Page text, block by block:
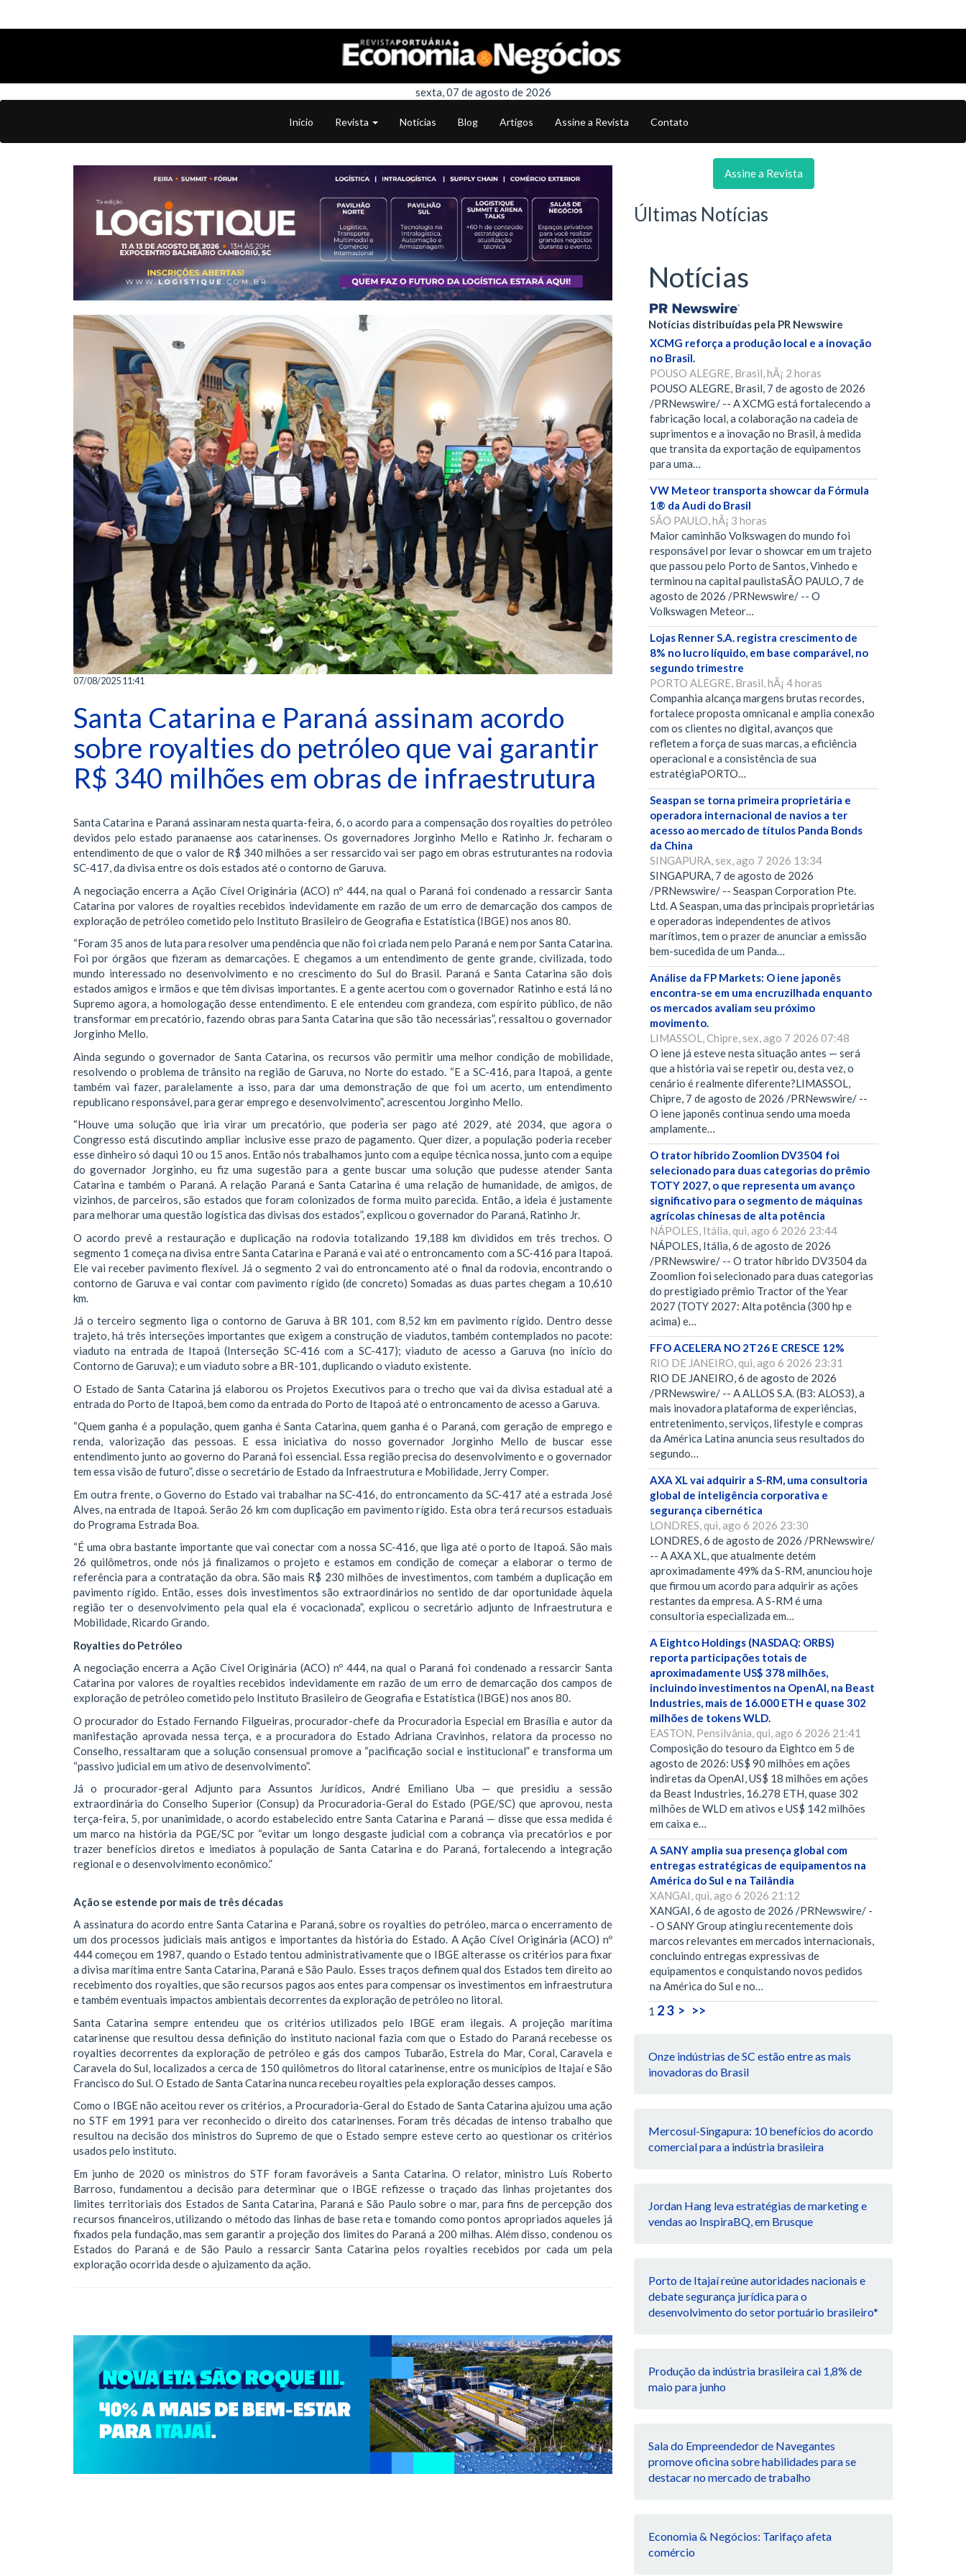
sexta, 07 de agosto de 2026
Início Revista Notícias Blog Artigos Assine a Revista Contato
07/08/2025 11:41
Santa Catarina e Paraná assinam acordo
sobre royalties do petróleo que vai garantir
R$ 340 milhões em obras de infraestrutura
Santa Catarina e Paraná assinaram nesta quarta-feira, 6, o acordo para a compensação dos royalties do petróleo
devidos pelo estado paranaense aos catarinenses. Os governadores Jorginho Mello e Ratinho Jr. fecharam o
entendimento de que o valor de R$ 340 milhões a ser ressarcido vai ser pago em obras estruturantes na rodovia
SC-417, da divisa entre os dois estados até o contorno de Garuva.
A negociação encerra a Ação Cível Originária (ACO) nº 444, na qual o Paraná foi condenado a ressarcir Santa
Catarina por valores de royalties recebidos indevidamente em razão de um erro de demarcação dos campos de
exploração de petróleo cometido pelo Instituto Brasileiro de Geografia e Estatística (IBGE) nos anos 80.
“Foram 35 anos de luta para resolver uma pendência que não foi criada nem pelo Paraná e nem por Santa Catarina.
Foi por órgãos que fizeram as demarcações. E chegamos a um entendimento de gente grande, civilizada, todo
mundo interessado no desenvolvimento e no crescimento do Sul do Brasil. Paraná e Santa Catarina são dois
estados amigos e irmãos e que têm divisas importantes. E a gente acertou com o governador Ratinho e está lá no
Supremo agora, a homologação desse entendimento. E ele entendeu com grandeza, com espírito público, de não
transformar em precatório, fazendo obras para Santa Catarina que são tão necessárias”, ressaltou o governador
Jorginho Mello.
Ainda segundo o governador de Santa Catarina, os recursos vão permitir uma melhor condição de mobilidade,
resolvendo o problema de trânsito na região de Garuva, no Norte do estado. “E a SC-416, para Itapoá, a gente
também vai fazer, paralelamente a isso, para dar uma demonstração de que foi um acerto, um entendimento
republicano responsável, para gerar emprego e desenvolvimento”, acrescentou Jorginho Mello.
“Houve uma solução que iria virar um precatório, que poderia ser pago até 2029, até 2034, que agora o
Congresso está discutindo ampliar inclusive esse prazo de pagamento. Quer dizer, a população poderia receber
esse dinheiro só daqui 10 ou 15 anos. Então nós trabalhamos junto com a equipe técnica nossa, junto com a equipe
do governador Jorginho, eu fiz uma sugestão para a gente buscar uma solução que pudesse atender Santa
Catarina e também o Paraná. A relação Paraná e Santa Catarina é uma relação de humanidade, de amigos, de
vizinhos, de parceiros, são estados que foram colonizados de forma muito parecida. Então, a ideia é justamente
para melhorar uma questão logística das divisas dos estados”, explicou o governador do Paraná, Ratinho Jr.
O acordo prevê a restauração e duplicação na rodovia totalizando 19,188 km divididos em três trechos. O
segmento 1 começa na divisa entre Santa Catarina e Paraná e vai até o entroncamento com a SC-416 para Itapoá.
Ele vai receber pavimento flexível. Já o segmento 2 vai do entroncamento até o final da rodovia, encontrando o
contorno de Garuva e vai contar com pavimento rígido (de concreto) Somadas as duas partes chegam a 10,610
km.
Já o terceiro segmento liga o contorno de Garuva à BR 101, com 8,52 km em pavimento rígido. Dentro desse
trajeto, há três interseções importantes que exigem a construção de viadutos, também contemplados no pacote:
viaduto na entrada de Itapoá (Interseção SC-416 com a SC-417); viaduto de acesso a Garuva (no início do
Contorno de Garuva); e um viaduto sobre a BR-101, duplicando o viaduto existente.
O Estado de Santa Catarina já elaborou os Projetos Executivos para o trecho que vai da divisa estadual até a
entrada do Porto de Itapoá, bem como da entrada do Porto de Itapoá até o entroncamento de acesso a Garuva.
“Quem ganha é a população, quem ganha é Santa Catarina, quem ganha é o Paraná, com geração de emprego e
renda, valorização das pessoas. E essa iniciativa do nosso governador Jorginho Mello de buscar esse
entendimento junto ao governo do Paraná foi essencial. Essa região precisa do desenvolvimento e o governador
tem essa visão de futuro”, disse o secretário de Estado da Infraestrutura e Mobilidade, Jerry Comper.
Em outra frente, o Governo do Estado vai trabalhar na SC-416, do entroncamento da SC-417 até a estrada José
Alves, na entrada de Itapoá. Serão 26 km com duplicação em pavimento rígido. Esta obra terá recursos estaduais
do Programa Estrada Boa.
“É uma obra bastante importante que vai conectar com a nossa SC-416, que liga até o porto de Itapoá. São mais
26 quilômetros, onde nós já finalizamos o projeto e estamos em condição de começar a elaborar o termo de
referência para a contratação da obra. São mais R$ 230 milhões de investimentos, com também a duplicação em
pavimento rígido. Então, esses dois investimentos são extraordinários no sentido de dar oportunidade àquela
região ter o desenvolvimento pela qual ela é vocacionada”, explicou o secretário adjunto de Infraestrutura e
Mobilidade, Ricardo Grando.
Royalties do Petróleo
A negociação encerra a Ação Cível Originária (ACO) nº 444, na qual o Paraná foi condenado a ressarcir Santa
Catarina por valores de royalties recebidos indevidamente em razão de um erro de demarcação dos campos de
exploração de petróleo cometido pelo Instituto Brasileiro de Geografia e Estatística (IBGE) nos anos 80.
O procurador do Estado Fernando Filgueiras, procurador-chefe da Procuradoria Especial em Brasília e autor da
manifestação aprovada nessa terça, e a procuradora do Estado Adriana Cravinhos, relatora da processo no
Conselho, ressaltaram que a solução consensual promove a “pacificação social e institucional” e transforma um
“passivo judicial em um ativo de desenvolvimento”.
Já o procurador-geral Adjunto para Assuntos Jurídicos, André Emiliano Uba — que presidiu a sessão
extraordinária do Conselho Superior (Consup) da Procuradoria-Geral do Estado (PGE/SC) que aprovou, nesta
terça-feira, 5, por unanimidade, o acordo estabelecido entre Santa Catarina e Paraná — disse que essa medida é
um marco na história da PGE/SC por “evitar um longo desgaste judicial com a cobrança via precatórios e por
trazer benefícios diretos e imediatos à população de Santa Catarina e do Paraná, fortalecendo a integração
regional e o desenvolvimento econômico.”
Ação se estende por mais de três décadas
A assinatura do acordo entre Santa Catarina e Paraná, sobre os royalties do petróleo, marca o encerramento de
um dos processos judiciais mais antigos e importantes da história do Estado. A Ação Cível Originária (ACO) nº
444 começou em 1987, quando o Estado tentou administrativamente que o IBGE alterasse os critérios para fixar
a divisa marítima entre Santa Catarina, Paraná e São Paulo. Esses traços definem qual dos Estados tem direito ao
recebimento dos royalties, que são recursos pagos aos entes para compensar os investimentos em infraestrutura
e também eventuais impactos ambientais decorrentes da exploração de petróleo no litoral.
Santa Catarina sempre entendeu que os critérios utilizados pelo IBGE eram ilegais. A projeção marítima
catarinense que resultou dessa definição do instituto nacional fazia com que o Estado do Paraná recebesse os
royalties decorrentes da exploração de petróleo e gás dos campos Tubarão, Estrela do Mar, Coral, Caravela e
Caravela do Sul, localizados a cerca de 150 quilômetros do litoral catarinense, entre os municípios de Itajaí e São
Francisco do Sul. O Estado de Santa Catarina nunca recebeu royalties pela exploração desses campos.
Como o IBGE não aceitou rever os critérios, a Procuradoria-Geral do Estado de Santa Catarina ajuizou uma ação
no STF em 1991 para ver reconhecido o direito dos catarinenses. Foram três décadas de intenso trabalho que
resultou na decisão dos ministros do Supremo de que o Estado sempre esteve certo ao questionar os critérios
usados pelo instituto.
Em junho de 2020 os ministros do STF foram favoráveis a Santa Catarina. O relator, ministro Luís Roberto
Barroso, fundamentou a decisão para determinar que o IBGE refizesse o traçado das linhas projetantes dos
limites territoriais dos Estados de Santa Catarina, Paraná e São Paulo sobre o mar, para fins de percepção dos
recursos financeiros, utilizando o método das linhas de base reta e tomando como pontos apropriados aqueles já
fixados pela fundação, mas sem garantir a projeção dos limites do Paraná a 200 milhas. Além disso, condenou os
Estados do Paraná e de São Paulo a ressarcir Santa Catarina pelos royalties recebidos por cada um pela
exploração ocorrida desde o ajuizamento da ação.
Assine a Revista
Últimas Notícias
Notícias
Notícias distribuídas pela PR Newswire
XCMG reforça a produção local e a inovação
no Brasil.
POUSO ALEGRE, Brasil, hÃ¡ 2 horas
POUSO ALEGRE, Brasil, 7 de agosto de 2026
/PRNewswire/ -- A XCMG está fortalecendo a
fabricação local, a colaboração na cadeia de
suprimentos e a inovação no Brasil, à medida
que transita da exportação de equipamentos
para uma…
VW Meteor transporta showcar da Fórmula
1® da Audi do Brasil
SÃO PAULO, hÃ¡ 3 horas
Maior caminhão Volkswagen do mundo foi
responsável por levar o showcar em um trajeto
que passou pelo Porto de Santos, Vinhedo e
terminou na capital paulistaSÃO PAULO, 7 de
agosto de 2026 /PRNewswire/ -- O
Volkswagen Meteor…
Lojas Renner S.A. registra crescimento de
8% no lucro líquido, em base comparável, no
segundo trimestre
PORTO ALEGRE, Brasil, hÃ¡ 4 horas
Companhia alcança margens brutas recordes,
fortalece proposta omnicanal e amplia conexão
com os clientes no digital, avanços que
refletem a força de suas marcas, a eficiência
operacional e a consistência de sua
estratégiaPORTO…
Seaspan se torna primeira proprietária e
operadora internacional de navios a ter
acesso ao mercado de títulos Panda Bonds
da China
SINGAPURA, sex, ago 7 2026 13:34
SINGAPURA, 7 de agosto de 2026
/PRNewswire/ -- Seaspan Corporation Pte.
Ltd. A Seaspan, uma das principais proprietárias
e operadoras independentes de ativos
marítimos, tem o prazer de anunciar a emissão
bem-sucedida de um Panda…
Análise da FP Markets: O iene japonês
encontra-se em uma encruzilhada enquanto
os mercados avaliam seu próximo
movimento.
LIMASSOL, Chipre, sex, ago 7 2026 07:48
O iene já esteve nesta situação antes — será
que a história vai se repetir ou, desta vez, o
cenário é realmente diferente?LIMASSOL,
Chipre, 7 de agosto de 2026 /PRNewswire/ --
O iene japonês continua sendo uma moeda
amplamente…
O trator híbrido Zoomlion DV3504 foi
selecionado para duas categorias do prêmio
TOTY 2027, o que representa um avanço
significativo para o segmento de máquinas
agrícolas chinesas de alta potência
NÁPOLES, Itália, qui, ago 6 2026 23:44
NÁPOLES, Itália, 6 de agosto de 2026
/PRNewswire/ -- O trator híbrido DV3504 da
Zoomlion foi selecionado para duas categorias
do prestigiado prêmio Tractor of the Year
2027 (TOTY 2027: Alta potência (300 hp e
acima) e…
FFO ACELERA NO 2T26 E CRESCE 12%
RIO DE JANEIRO, qui, ago 6 2026 23:31
RIO DE JANEIRO, 6 de agosto de 2026
/PRNewswire/ -- A ALLOS S.A. (B3: ALOS3), a
mais inovadora plataforma de experiências,
entretenimento, serviços, lifestyle e compras
da América Latina anuncia seus resultados do
segundo…
AXA XL vai adquirir a S-RM, uma consultoria
global de inteligência corporativa e
segurança cibernética
LONDRES, qui, ago 6 2026 23:30
LONDRES, 6 de agosto de 2026 /PRNewswire/
-- A AXA XL, que atualmente detém
aproximadamente 49% da S-RM, anunciou hoje
que firmou um acordo para adquirir as ações
restantes da empresa. A S-RM é uma
consultoria especializada em…
A Eightco Holdings (NASDAQ: ORBS)
reporta participações totais de
aproximadamente US$ 378 milhões,
incluindo investimentos na OpenAI, na Beast
Industries, mais de 16.000 ETH e quase 302
milhões de tokens WLD.
EASTON, Pensilvânia, qui, ago 6 2026 21:41
Composição do tesouro da Eightco em 5 de
agosto de 2026: US$ 90 milhões em ações
indiretas da OpenAI, US$ 18 milhões em ações
da Beast Industries, 16.278 ETH, quase 302
milhões de WLD em ativos e US$ 142 milhões
em caixa e…
A SANY amplia sua presença global com
entregas estratégicas de equipamentos na
América do Sul e na Tailândia
XANGAI, qui, ago 6 2026 21:12
XANGAI, 6 de agosto de 2026 /PRNewswire/ -
- O SANY Group atingiu recentemente dois
marcos relevantes em mercados internacionais,
concluindo entregas expressivas de
equipamentos e conquistando novos pedidos
na América do Sul e no…
1 23 > >>
Onze indústrias de SC estão entre as mais
inovadoras do Brasil
Mercosul-Singapura: 10 benefícios do acordo
comercial para a indústria brasileira
Jordan Hang leva estratégias de marketing e
vendas ao InspiraBQ, em Brusque
Porto de Itajaí reúne autoridades nacionais e
debate segurança jurídica para o
desenvolvimento do setor portuário brasileiro*
Produção da indústria brasileira cai 1,8% de
maio para junho
Sala do Empreendedor de Navegantes
promove oficina sobre habilidades para se
destacar no mercado de trabalho
Economia & Negócios: Tarifaço afeta
comércio